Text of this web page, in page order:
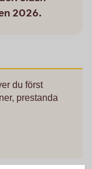
2026.
du först
prestanda